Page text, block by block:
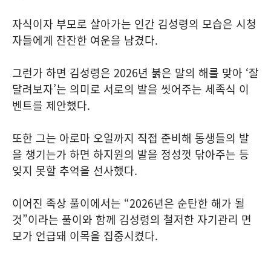
자식이자 부모로 살아가는 인간 김성령의 모습은 시청
자들에게 잔잔한 여운을 남겼다.
그런가 하면 김성령은 2026년 붉은 말의 해를 맞아 ‘잘
달려보자’는 의미로 서로의 발을 씻어주는 세족식 이
벤트를 제안했다.
또한 그는 아로마 오일까지 직접 준비해 동생들의 발
을 챙기는가 하면 하지원의 발을 정성껏 닦아주는 등
잊지 못할 추억을 선사했다.
이어진 족상 풀이에서는 “2026년은 순탄한 해가 될
것”이라는 풀이와 함께 김성령의 철저한 자기관리 면
모가 언급돼 이목을 집중시켰다.